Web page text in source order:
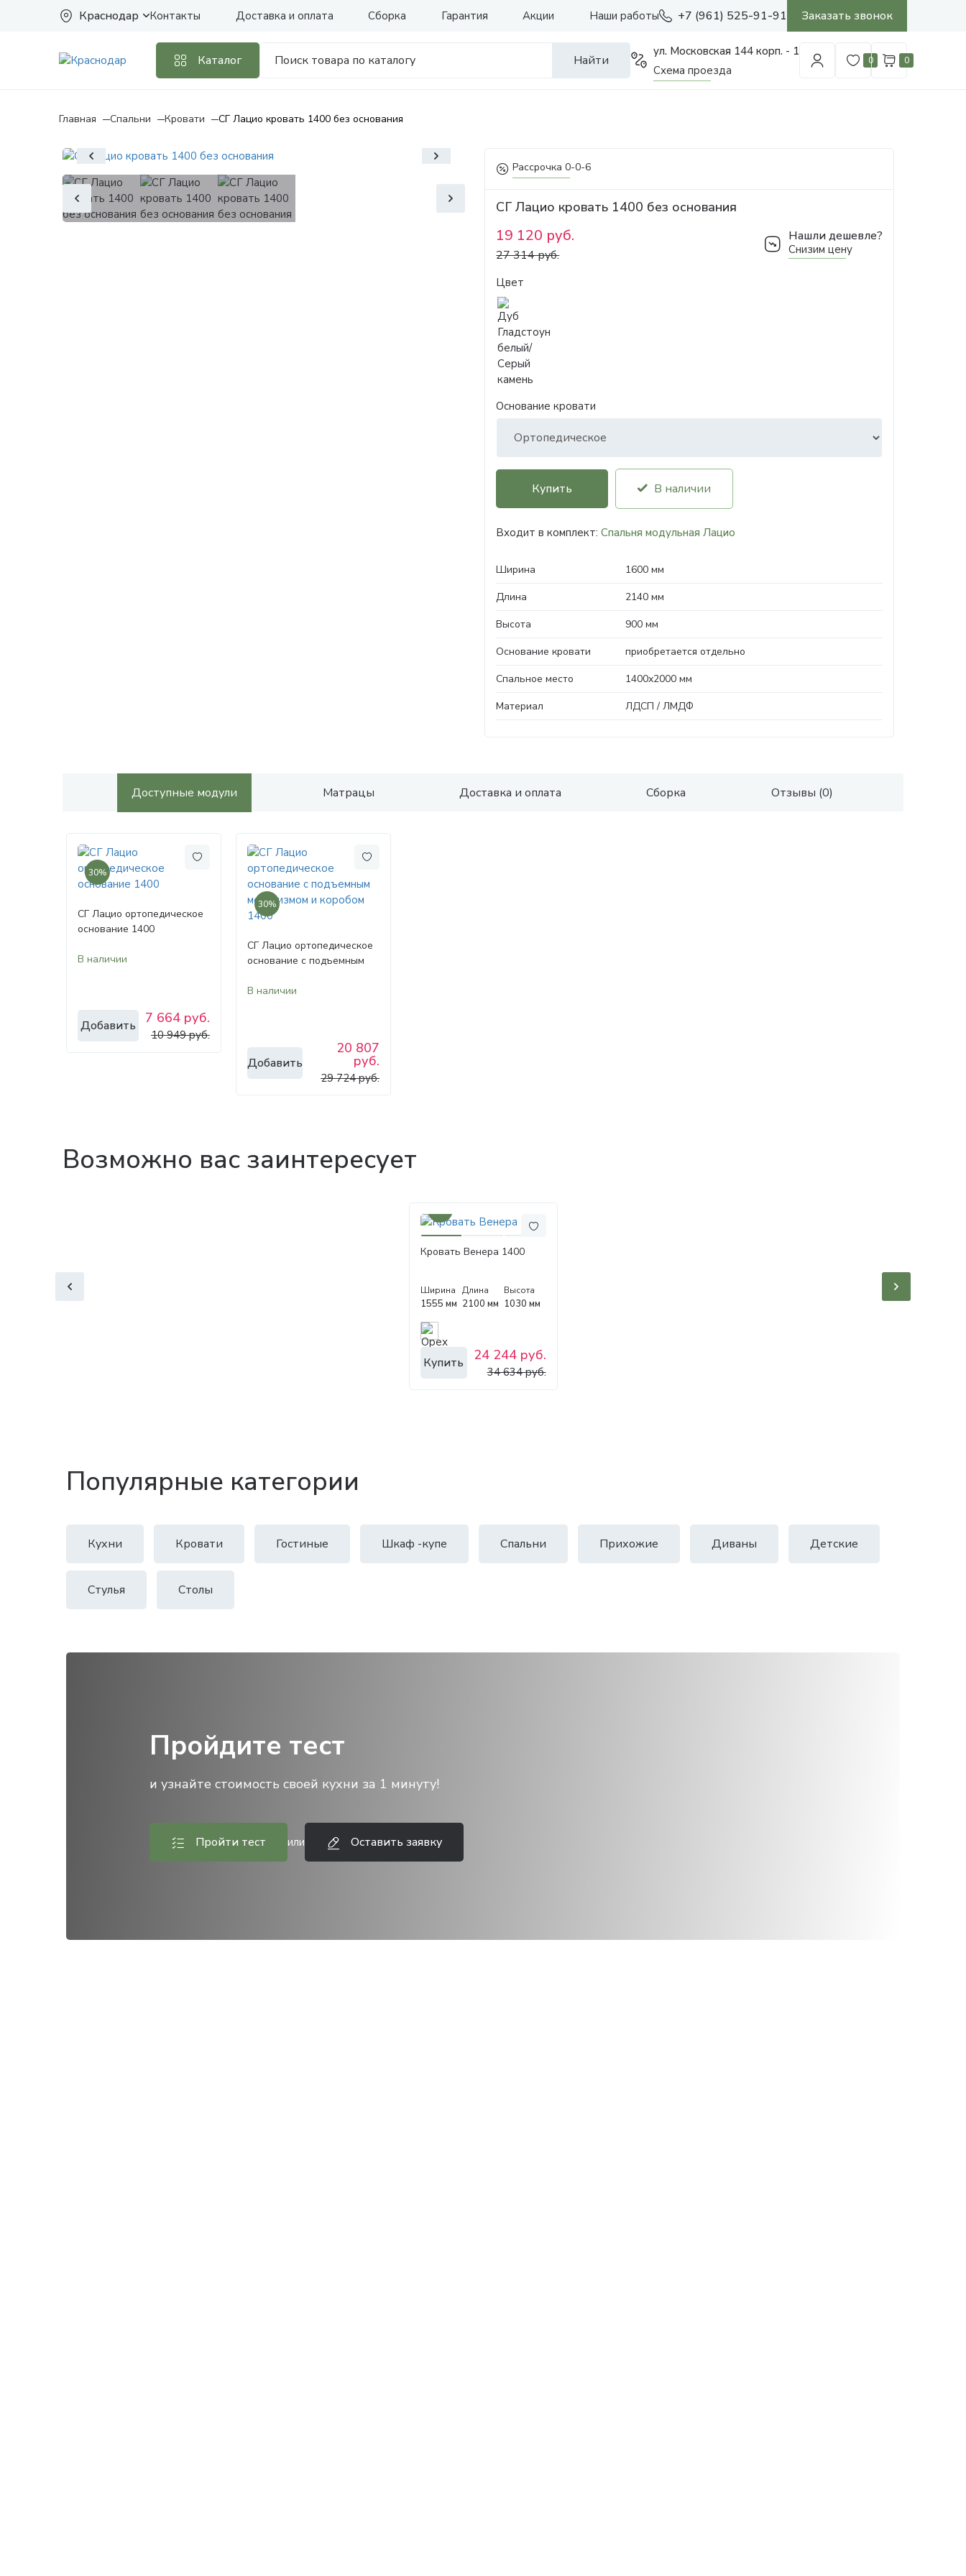
Краснодар Контакты Доставка и оплата Сборка Гарантия Наши работы
Акции +7 (961) 525-91-91 Заказать звонок
Каталог Найти
ул. Московская 144 корп. - 1
Схема проезда
0 0
Главная Спальни Кровати СГ Лацио кровать 1400 без основания
Рассрочка 0-0-6
СГ Лацио кровать 1400 без основания
19 120 руб.
27 314 руб.
Нашли дешевле?
Снизим цену
Цвет
Основание кровати
Купить В наличии
Входит в комплект:Спальня модульная Лацио
Ширина
1600 мм
Длина
2140 мм
Высота
900 мм
Основание кровати
приобретается отдельно
Спальное место
1400х2000 мм
Материал
ЛДСП / ЛМДФ
Доступные модули Матрацы Доставка и оплата Сборка Отзывы (0)
30%
СГ Лацио ортопедическое
основание 1400
В наличии
Добавить 7 664 руб.
10 949 руб.
30%
СГ Лацио ортопедическое
основание с подъемным
1400
В наличии
Добавить
20 807
руб.
29 724 руб.
Возможно вас заинтересует
Кровать Венера 1400
Ширина
1555 мм
Длина
2100 мм
Высота
1030 мм
Купить 24 244 руб.
34 634 руб.
Популярные категории
Кухни Кровати Гостиные Шкаф -купе Спальни Прихожие Диваны Детские
Стулья Столы
Пройдите тест
и узнайте стоимость своей кухни за 1 минуту!
Пройти тест или Оставить заявку